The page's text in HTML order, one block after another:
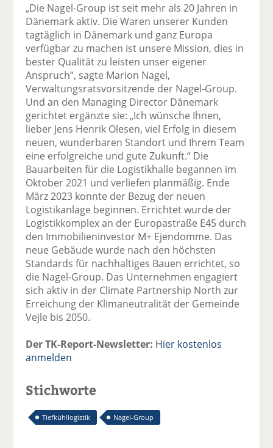
„Die Nagel-Group ist seit mehr als 20 Jahren in
Dänemark aktiv. Die Waren unserer Kunden
tagtäglich in Dänemark und ganz Europa
verfügbar zu machen ist unsere Mission, dies in
bester Qualität zu leisten unser eigener
Anspruch“, sagte Marion Nagel,
Verwaltungsratsvorsitzende der Nagel-Group.
Und an den Managing Director Dänemark
gerichtet ergänzte sie: „Ich wünsche Ihnen,
lieber Jens Henrik Olesen, viel Erfolg in diesem
neuen, wunderbaren Standort und Ihrem Team
eine erfolgreiche und gute Zukunft.“ Die
Bauarbeiten für die Logistikhalle begannen im
Oktober 2021 und verliefen planmäßig. Ende
März 2023 konnte der Bezug der neuen
Logistikanlage beginnen. Errichtet wurde der
Logistikkomplex an der Europastraße E45 durch
den Immobilieninvestor M+ Ejendomme. Das
neue Gebäude wurde nach den höchsten
Standards für nachhaltiges Bauen errichtet, so
die Nagel-Group. Das Unternehmen engagiert
sich aktiv in der Climate Partnership North zur
Erreichung der Klimaneutralität der Gemeinde
Vejle bis 2050.
Der TK-Report-Newsletter: Hier kostenlos
anmelden
Stichworte
Tiefkühllogistik Nagel-Group